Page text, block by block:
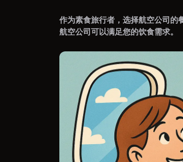
作为素食旅行者，选择航空公司的
航空公司可以满足您的饮食需求。